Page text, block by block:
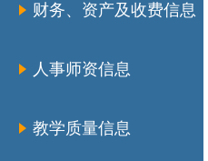
财务、资产及收费信息
人事师资信息
教学质量信息